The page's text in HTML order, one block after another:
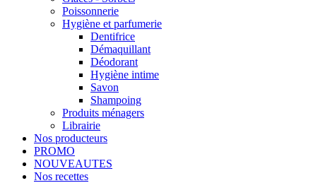
Poissonnerie
Hygiène et parfumerie
Dentifrice
Démaquillant
Déodorant
Hygiène intime
Savon
Shampoing
Produits ménagers
Librairie
Nos producteurs
PROMO
NOUVEAUTES
Nos recettes